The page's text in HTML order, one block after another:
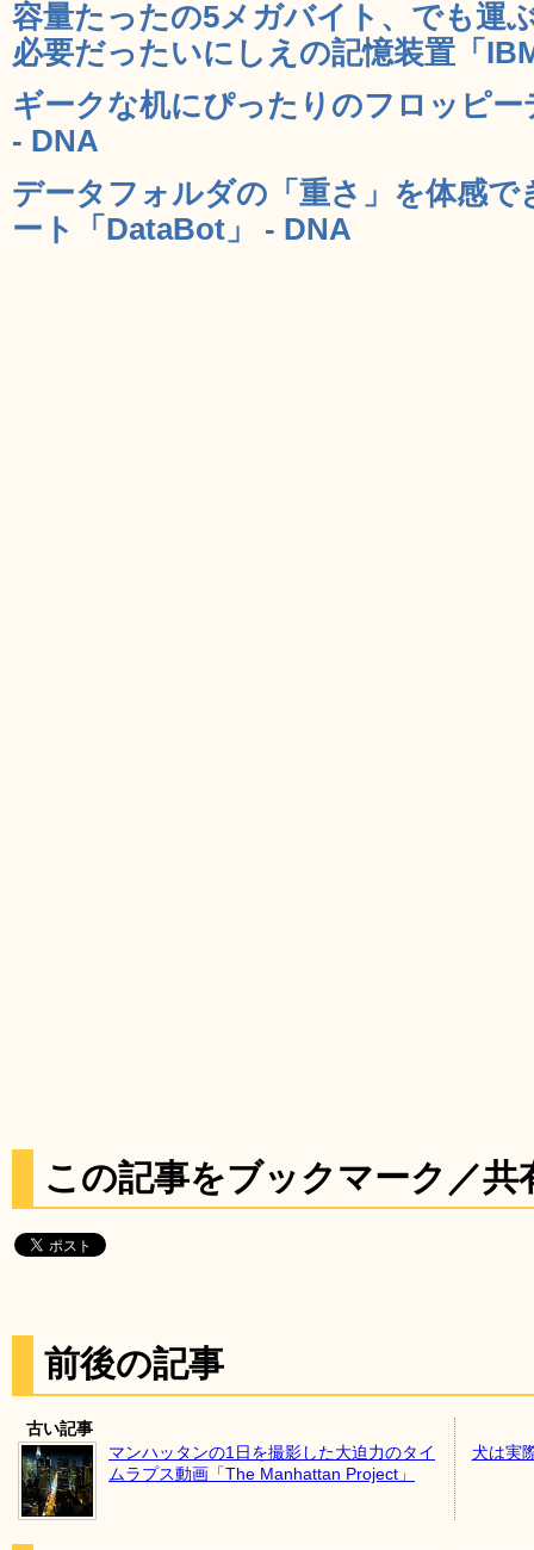
容量たったの5メガバイト、でも運
必要だったいにしえの記憶装置「
ギークな机にぴったりのフロッピ
- DNA
データフォルダの「重さ」を体感
ート「DataBot」 - DNA
この記事をブックマーク／共
前後の記事
古い記事
マンハッタンの1日を撮影した大迫力のタイ
ムラプス動画「The Manhattan Project」
犬は実